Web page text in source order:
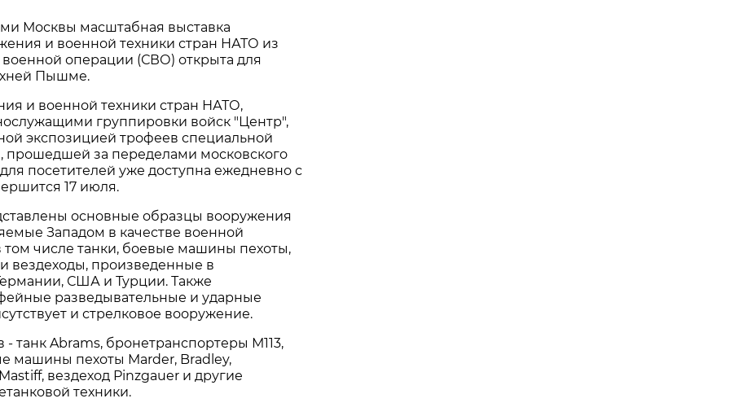
Москвы масштабная выставка
и военной техники стран НАТО из
операции (СВО) открыта для
Пышме.
и военной техники стран НАТО,
группировки войск "Центр",
экспозицией трофеев специальной
прошедшей за переделами московского
посетителей уже доступна ежедневно с
17 июля.
основные образцы вооружения
Западом в качестве военной
числе танки, боевые машины пехоты,
вездеходы, произведенные в
США и Турции. Также
разведывательные и ударные
и стрелковое вооружение.
- танк Abrams, бронетранспортеры М113,
машины пехоты Marder, Bradley,
вездеход Pinzgauer и другие
техники.